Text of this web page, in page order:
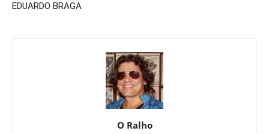
EDUARDO BRAGA
O Ralho